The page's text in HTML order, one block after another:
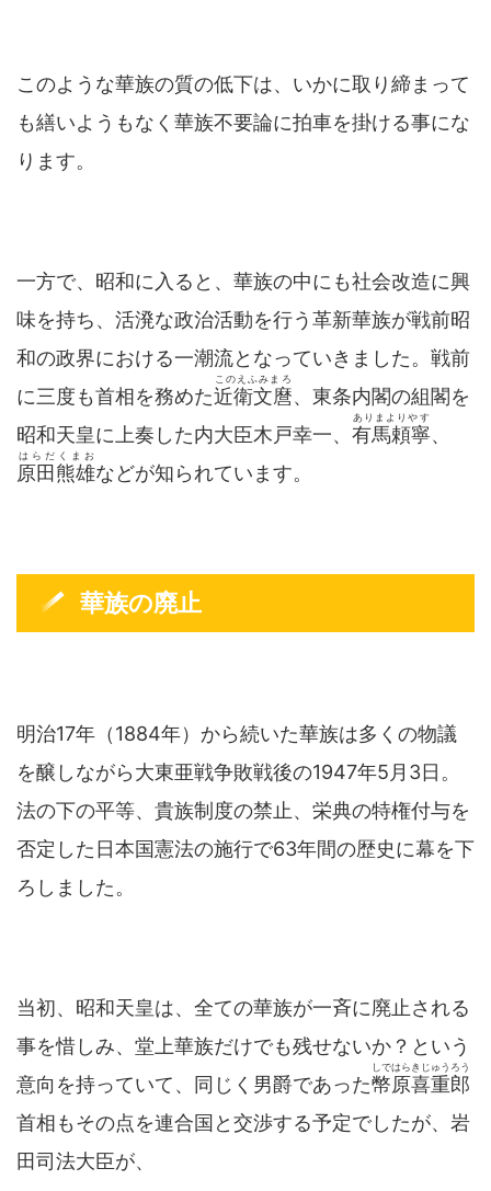
このような華族の質の低下は、いかに取り締まって
も繕いようもなく華族不要論に拍車を掛ける事にな
ります。
一方で、昭和に入ると、華族の中にも社会改造に興
味を持ち、活溌な政治活動を行う革新華族が戦前昭
和の政界における一潮流となっていきました。戦前
に三度も首相を務めた近衛文麿
このえふみまろ
、東条内閣の組閣を
昭和天皇に上奏した内大臣木戸幸一、 有馬頼寧
ありまよりやす
、
原田熊雄
はらだくまお
などが知られています。
華族の廃止
明治17年（1884年）から続いた華族は多くの物議
を醸しながら大東亜戦争敗戦後の1947年5月3日。
法の下の平等、貴族制度の禁止、栄典の特権付与を
否定した日本国憲法の施行で63年間の歴史に幕を下
ろしました。
当初、昭和天皇は、全ての華族が一斉に廃止される
事を惜しみ、堂上華族だけでも残せないか？という
意向を持っていて、同じく男爵であった幣原喜重郎
しではらきじゅうろう
首相もその点を連合国と交渉する予定でしたが、岩
田司法大臣が、